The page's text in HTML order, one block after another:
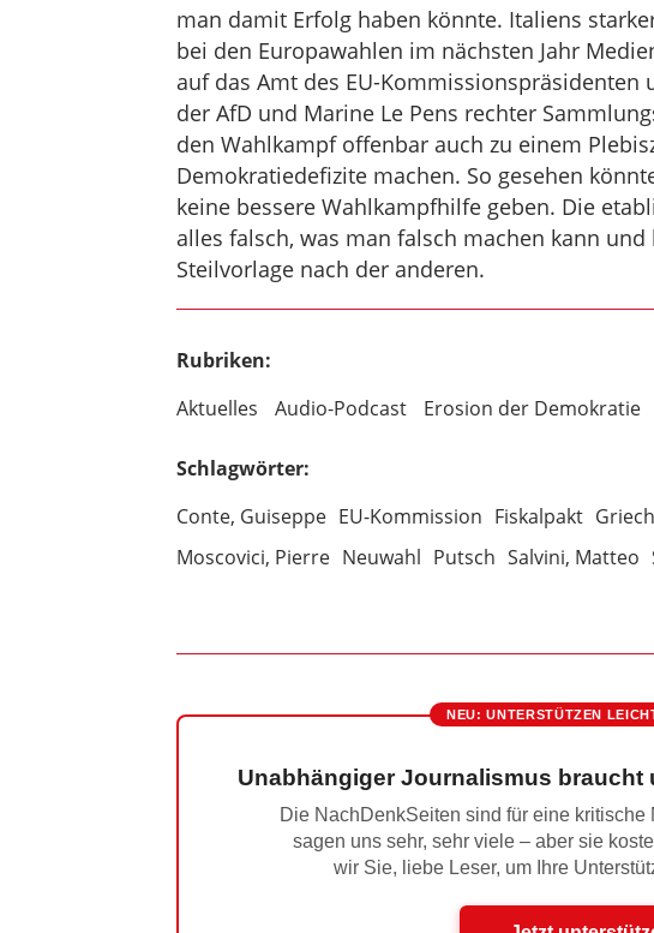
man damit Erfolg haben könnte. Italiens
bei den Europawahlen im nächsten Jahr
auf das Amt des EU-
der AfD und Marine Le Pens rechter
den Wahlkampf offenbar auch zu einem
Demokratiedefizite machen. So gesehen
keine bessere Wahlkampfhilfe geben. Die
alles falsch, was man falsch machen kann
Steilvorlage nach der anderen.
Rubriken:
Aktuelles
Audio-Podcast Erosion der Demokratie
Schlagwörter:
Conte, Guiseppe EU-Kommission Fiskalpakt
Moscovici, Pierre Neuwahl Putsch Salvini, Matteo
NEU: UNTERSTÜTZEN
Unabhängiger Journalismus braucht
Die NachDenkSeiten sind für eine
sagen uns sehr, sehr viele – aber sie
wir Sie, liebe Leser, um Ihre